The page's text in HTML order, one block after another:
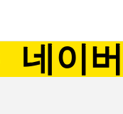
네이